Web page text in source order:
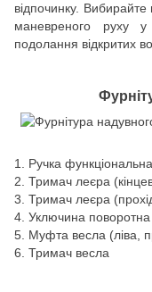
відпочинку.
маневреного руху
подолання відкритих
1. Ручка функціональна
2. Тримач леєра
3. Тримач леєра
4. Уключина поворотна
5. Муфта весла (ліва,
6. Тримач весла